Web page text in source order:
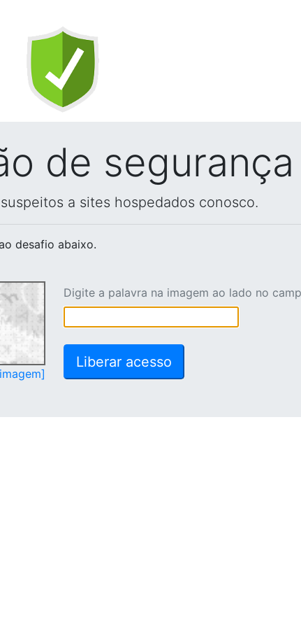
de segurança
a sites hospedados conosco.
desafio abaixo.
Digite a palavra na imagem ao lado no